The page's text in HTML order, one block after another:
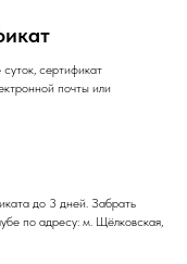
сертификат
почты или
до 3 дней. Забрать
по адресу: м. Щёлковская,